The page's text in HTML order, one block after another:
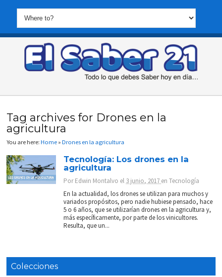
Tag archives for Drones en la
agricultura
You are here:Home »Drones en la agricultura
Tecnología: Los drones en la
agricultura
PorEdwin Montalvo el 3 junio, 2017 enTecnología
En la actualidad, los drones se utilizan para muchos y
variados propósitos, pero nadie hubiese pensado, hace
5 o 6 años, que se utilizarían drones en la agricultura y,
más específicamente, por parte de los vinicultores.
Resulta, que un...
Colecciones